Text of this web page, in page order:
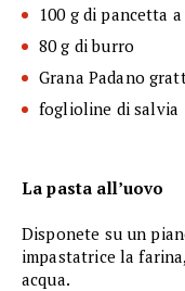
100 g di pancetta
80 g di burro
Grana Padano
foglioline di salvia
La pasta all’uovo
Disponete su un
impastatrice la
acqua.